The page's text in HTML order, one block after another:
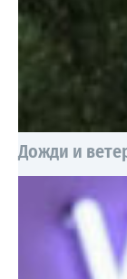
Дожди и